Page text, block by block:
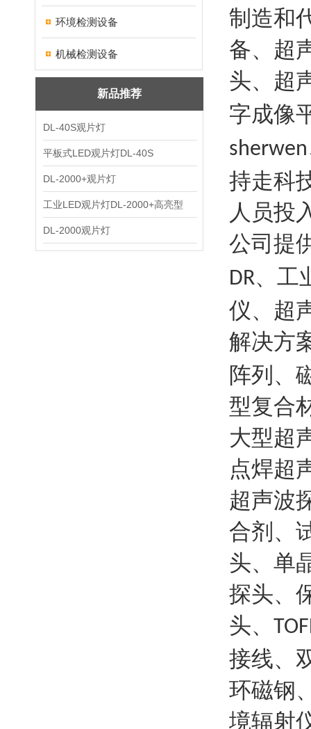
环境检测设备
机械检测设备
新品推荐
DL-40S观片灯
平板式LED观片灯DL-40S
DL-2000+观片灯
工业LED观片灯DL-2000+高亮型
DL-2000观片灯
制造和
备、 超
头、超
字成像
sherwen
持走科
人员投
公司提
DR、工
仪、超
解决方
阵列、
型复合
大型超
点焊超
超声波
合剂、
头、单
探头、
头、
接线、
环磁钢
境辐射